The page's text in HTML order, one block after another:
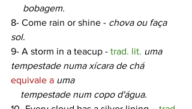
     bobagem.
8- Come rain or shine - chova ou faça
sol.
9- A storm in a teacup - trad. lit. uma
tempestade numa xícara de chá
equivale a uma
    tempestade num copo d'água.